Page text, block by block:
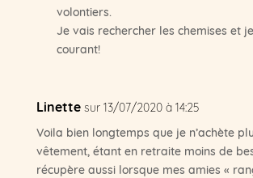
volontiers.
Je vais rechercher les chemises et
courant!
Linette sur 13/07/2020 à 14:25
Voila bien longtemps que je n’achète
vêtement, étant en retraite moins de
récupère aussi lorsque mes amies «